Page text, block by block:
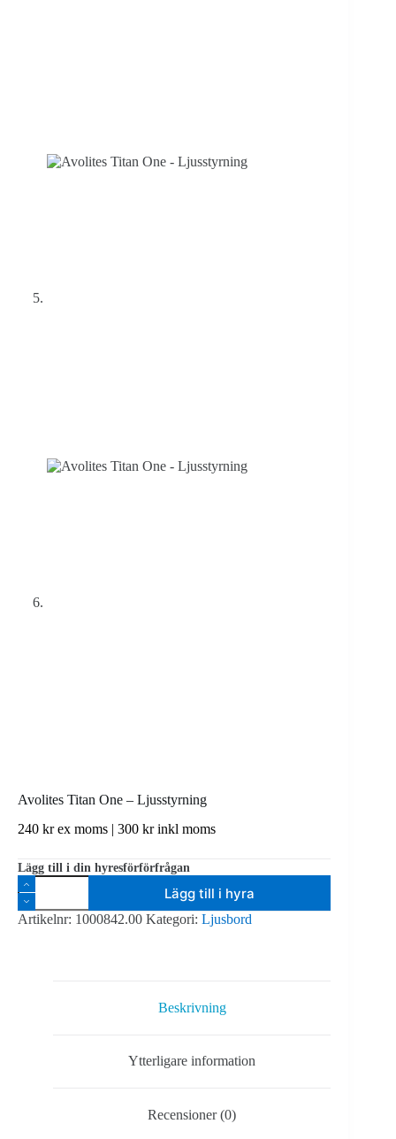
Avolites Titan One – Ljusstyrning
240 krex moms | 300 krinkl moms
Lägg till i din hyresförförfrågan
Avolites
Titan
One
-
Lägg till i hyra
Artikelnr: 1000842.00 Kategori: Ljusbord
Beskrivning
Ytterligare information
Recensioner (0)